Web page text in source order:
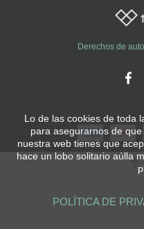
Derechos de
Lo de las cookies de toda
para asegurarnos de
nuestra web tienes que
hace un lobo solitario aúlla
POLÍTICA DE